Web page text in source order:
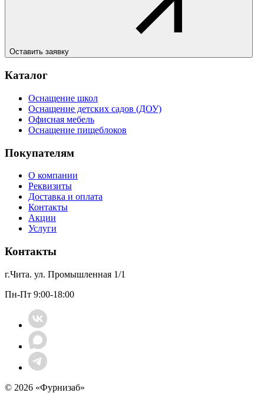
Оставить заявку
Каталог
Оснащение школ
Оснащение детских садов (ДОУ)
Офисная мебель
Оснащение пищеблоков
Покупателям
О компании
Реквизиты
Доставка и оплата
Контакты
Акции
Услуги
Контакты
г.Чита. ул. Промышленная 1/1
Пн-Пт 9:00-18:00
© 2026 «Фурнизаб»